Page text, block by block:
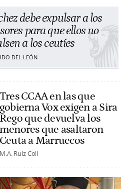
debe expulsar a los
para que ellos no
a los ceutíes
DEL LEÓN
Tres CCAA en las que
gobierna Vox exigen a Sira
Rego que devuelva los
menores que asaltaron
Ceuta a Marruecos
M.A. Ruiz Coll